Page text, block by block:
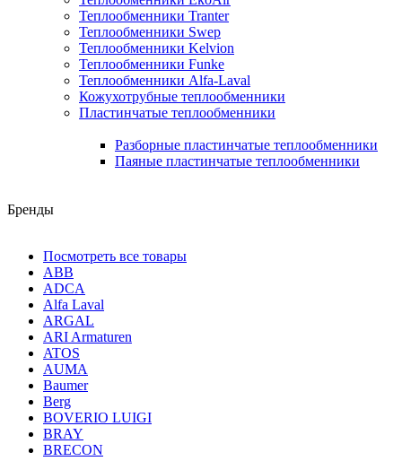
Теплообменники Tranter
Теплообменники Swep
Теплообменники Kelvion
Теплообменники Funke
Теплообменники Alfa-Laval
Кожухотрубные теплообменники
Пластинчатые теплообменники
Разборные пластинчатые теплообменники
Паяные пластинчатые теплообменники
Бренды
Посмотреть все товары
ABB
ADCA
Alfa Laval
ARGAL
ARI Armaturen
ATOS
AUMA
Baumer
Berg
BOVERIO LUIGI
BRAY
BRECON